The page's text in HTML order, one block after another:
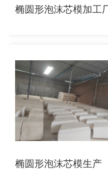
椭圆形泡沫芯模加工
椭圆形泡沫芯模生产